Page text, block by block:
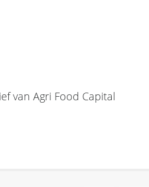
van Agri Food Capital